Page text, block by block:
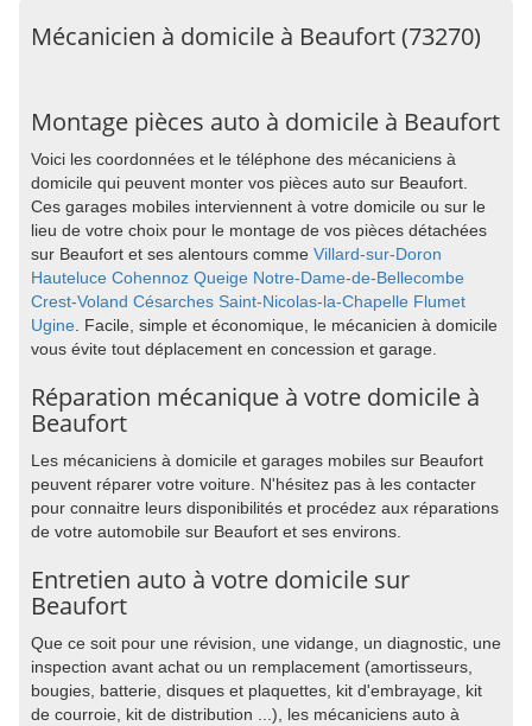
Mécanicien à domicile à Beaufort (73270)
Montage pièces auto à domicile à Beaufort
Voici les coordonnées et le téléphone des mécaniciens à
domicile qui peuvent monter vos pièces auto sur Beaufort.
Ces garages mobiles interviennent à votre domicile ou sur le
lieu de votre choix pour le montage de vos pièces détachées
sur Beaufort et ses alentours comme Villard-sur-Doron
Hauteluce Cohennoz Queige Notre-Dame-de-Bellecombe
Crest-Voland Césarches Saint-Nicolas-la-Chapelle Flumet
Ugine. Facile, simple et économique, le mécanicien à domicile
vous évite tout déplacement en concession et garage.
Réparation mécanique à votre domicile à
Beaufort
Les mécaniciens à domicile et garages mobiles sur Beaufort
peuvent réparer votre voiture. N'hésitez pas à les contacter
pour connaitre leurs disponibilités et procédez aux réparations
de votre automobile sur Beaufort et ses environs.
Entretien auto à votre domicile sur
Beaufort
Que ce soit pour une révision, une vidange, un diagnostic, une
inspection avant achat ou un remplacement (amortisseurs,
bougies, batterie, disques et plaquettes, kit d'embrayage, kit
de courroie, kit de distribution ...), les mécaniciens auto à